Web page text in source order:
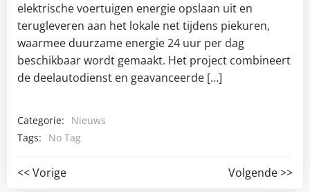
elektrische voertuigen energie opslaan uit en
terugleveren aan het lokale net tijdens piekuren,
waarmee duurzame energie 24 uur per dag
beschikbaar wordt gemaakt. Het project combineert
de deelautodienst en geavanceerde […]
Categorie:
Nieuws
Tags:
No Tag
Post
<< Vorige
Post
Volgende >>